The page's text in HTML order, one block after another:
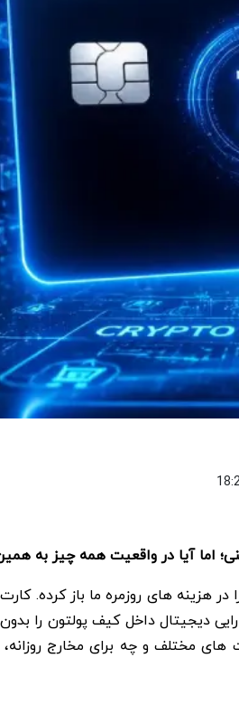
هزینه های روزمره ما باز کرده.
دیجیتال داخل کیف پولتون را
مختلف و چه برای مخارج